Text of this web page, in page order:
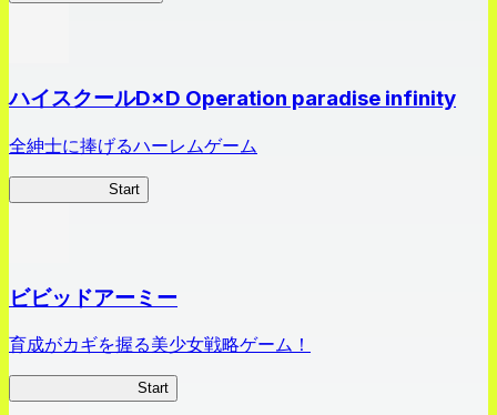
ハイスクールD×D Operation paradise infinity
全紳士に捧げるハーレムゲーム
Start
ビビッドアーミー
育成がカギを握る美少女戦略ゲーム！
Start